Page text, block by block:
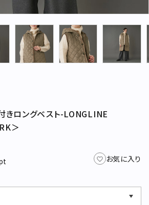
お知らせ
オフィシャルサイト
きロングベスト-LONGLINE
＞
お気に入り